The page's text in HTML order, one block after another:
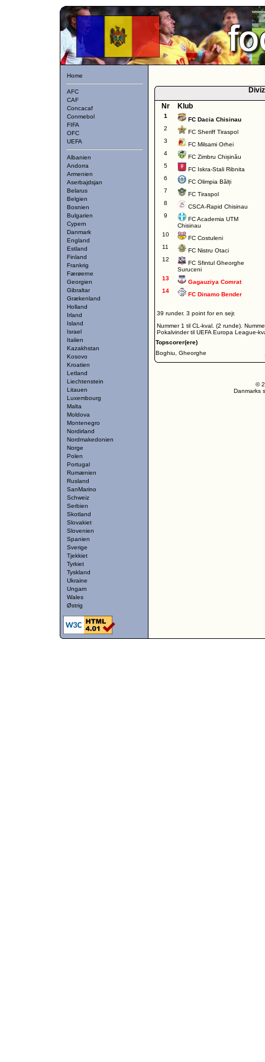
Home
AFC
CAF
Concacaf
Conmebol
FIFA
OFC
UEFA
Albanien
Andorra
Armenien
Aserbajdsjan
Belarus
Belgien
Bosnien
Bulgarien
Cypern
Danmark
England
Estland
Finland
Frankrig
Færøerne
Georgien
Gibraltar
Grækenland
Holland
Irland
Island
Israel
Italien
Kazakhstan
Kosovo
Kroatien
Letland
Liechtenstein
Litauen
Luxembourg
Malta
Moldova
Montenegro
Nordirland
Nordmakedonien
Norge
Polen
Portugal
Rumænien
Rusland
SanMarino
Schweiz
Serbien
Skotland
Slovakiet
Slovenien
Spanien
Sverige
Tjekkiet
Tyrkiet
Tyskland
Ukraine
Ungarn
Wales
Østrig
Nr
Klub
1
FC Dacia Chisinau
2
FC Sheriff Tiraspol
3
FC Milsami Orhei
4
FC Zimbru Chișinău
5
FC Iskra-Stali Ribnita
6
FC Olimpia Bălți
7
FC Tiraspol
8
CSCA-Rapid Chisinau
9
FC Academia UTM
Chisinau
10
FC Costuleni
11
FC Nistru Otaci
12
FC Sfintul Gheorghe
Suruceni
13
Gagauziya Comrat
14
FC Dinamo Bender
39 runder. 3 point for en sejr.
Nummer 1 til CL-kval. (2 runde).
Pokalvinder til UEFA Europa League-
Topscorer(ere)
Boghiu, Gheorghe
©
Danmarks